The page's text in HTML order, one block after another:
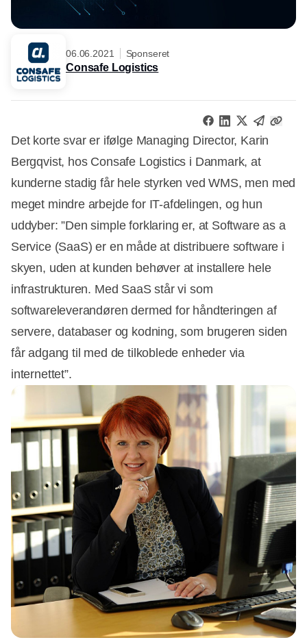
06.06.2021 Sponseret
Consafe Logistics
Det korte svar er ifølge Managing Director, Karin
Bergqvist, hos Consafe Logistics i Danmark, at
kunderne stadig får hele styrken ved WMS, men med
meget mindre arbejde for IT-afdelingen, og hun
uddyber: ”Den simple forklaring er, at Software as a
Service (SaaS) er en måde at distribuere software i
skyen, uden at kunden behøver at installere hele
infrastrukturen. Med SaaS står vi som
softwareleverandøren dermed for håndteringen af
servere, databaser og kodning, som brugeren siden
får adgang til med de tilkoblede enheder via
internettet”.